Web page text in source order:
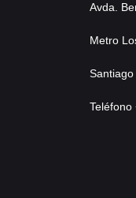
Avda.
Metro
Teléfono